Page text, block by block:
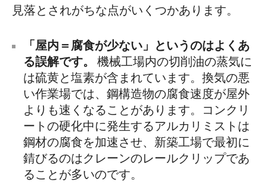
見落とされがちな点がいくつかあります。
「屋内＝腐食が少ない」というのはよくあ
る誤解です。 機械工場内の切削油の蒸気に
は硫黄と塩素が含まれています。換気の悪
い作業場では、鋼構造物の腐食速度が屋外
よりも速くなることがあります。コンクリ
ートの硬化中に発生するアルカリミストは
鋼材の腐食を加速させ、新築工場で最初に
錆びるのはクレーンのレールクリップであ
ることが多いのです。